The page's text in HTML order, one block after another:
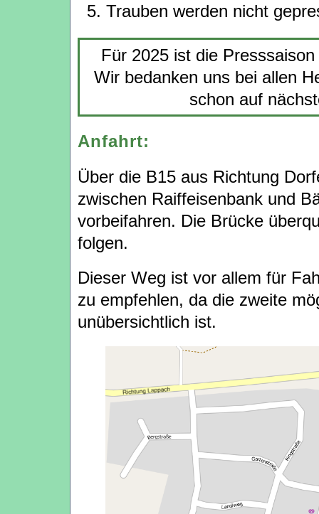
Trauben werden nicht
Für 2025 ist die
Wir bedanken uns bei allen
schon auf
Anfahrt:
Über die B15 aus Richtung
zwischen Raiffeisenbank und
vorbeifahren. Die Brücke
folgen.
Dieser Weg ist vor allem für
zu empfehlen, da die zweite
unübersichtlich ist.